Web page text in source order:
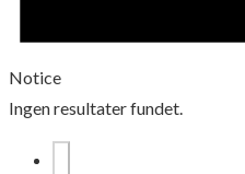
Notice
Ingen resultater fundet.